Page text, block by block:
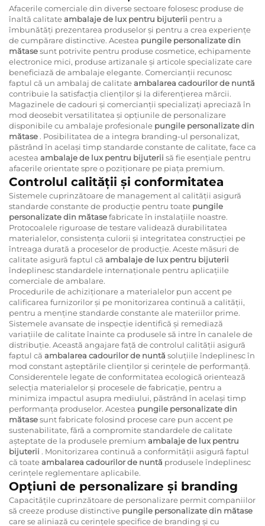
Afacerile comerciale din diverse sectoare folosesc produse de
înaltă calitateambalaje de lux pentru bijuterii pentru a
îmbunătăți prezentarea produselor și pentru a crea experiențe
de cumpărare distinctive. Acestea pungile personalizate din
mătasesunt potrivite pentru produse cosmetice, echipamente
electronice mici, produse artizanale și articole specializate care
beneficiază de ambalaje elegante. Comercianții recunosc
faptul că un ambalaj de calitateambalarea cadourilor de nuntă
contribuie la satisfacția clienților și la diferențierea mărcii.
Magazinele de cadouri și comercianții specializați apreciază în
mod deosebit versatilitatea și opțiunile de personalizare
disponibile cu ambalaje profesionale pungile personalizate din
mătase . Posibilitatea de a integra branding-ul personalizat,
păstrând în același timp standarde constante de calitate, face ca
acestea ambalaje de lux pentru bijuterii să fie esențiale pentru
afacerile orientate spre o poziționare pe piața premium.
Controlul calității și conformitatea
Sistemele cuprinzătoare de management al calității asigură
standarde constante de producție pentru toate pungile
personalizate din mătasefabricate în instalațiile noastre.
Protocoalele riguroase de testare validează durabilitatea
materialelor, consistența culorii și integritatea construcției pe
întreaga durată a proceselor de producție. Aceste măsuri de
calitate asigură faptul că ambalaje de lux pentru bijuterii
îndeplinesc standardele internaționale pentru aplicațiile
comerciale de ambalare.
Procedurile de achiziționare a materialelor pun accent pe
calificarea furnizorilor și pe monitorizarea continuă a calității,
pentru a menține standarde constante ale materiilor prime.
Sistemele avansate de inspecție identifică și remediază
variațiile de calitate înainte ca produsele să intre în canalele de
distribuție. Această angajare față de controlul calității asigură
faptul că ambalarea cadourilor de nuntă soluțiile îndeplinesc în
mod constant așteptările clienților și cerințele de performanță.
Considerentele legate de conformitatea ecologică orientează
selecția materialelor și procesele de fabricație, pentru a
minimiza impactul asupra mediului, păstrând în același timp
performanța produselor. Acestea pungile personalizate din
mătasesunt fabricate folosind procese care pun accent pe
sustenabilitate, fără a compromite standardele de calitate
așteptate de la produsele premium ambalaje de lux pentru
bijuterii . Monitorizarea continuă a conformității asigură faptul
că toateambalarea cadourilor de nuntă produsele îndeplinesc
cerințele reglementare aplicabile.
Opțiuni de personalizare și branding
Capacitățile cuprinzătoare de personalizare permit companiilor
să creeze produse distinctive pungile personalizate din mătase
care se aliniază cu cerințele specifice de branding și cu